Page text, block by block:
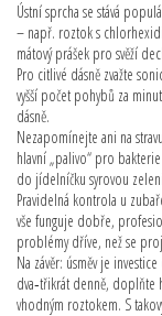
Ústní sprcha se stává
– např. roztok s
mátový prášek pro svěží
Pro citlivé dásně zvažte
vyšší počet pohybů za
dásně.
Nezapomínejte ani na
hlavní „palivo“ pro
do jídelníčku syrovou
Pravidelná kontrola u
vše funguje dobře,
problémy dříve, než se
Na závěr: úsměv je
dva‑třikrát denně, doplňte
vhodným roztokem. S